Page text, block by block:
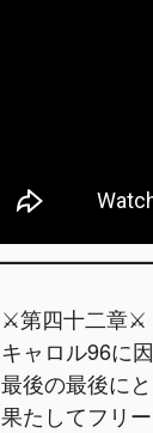
⚔️第四十二章⚔️
キャロル96に
最後の最後に
果たしてフリ